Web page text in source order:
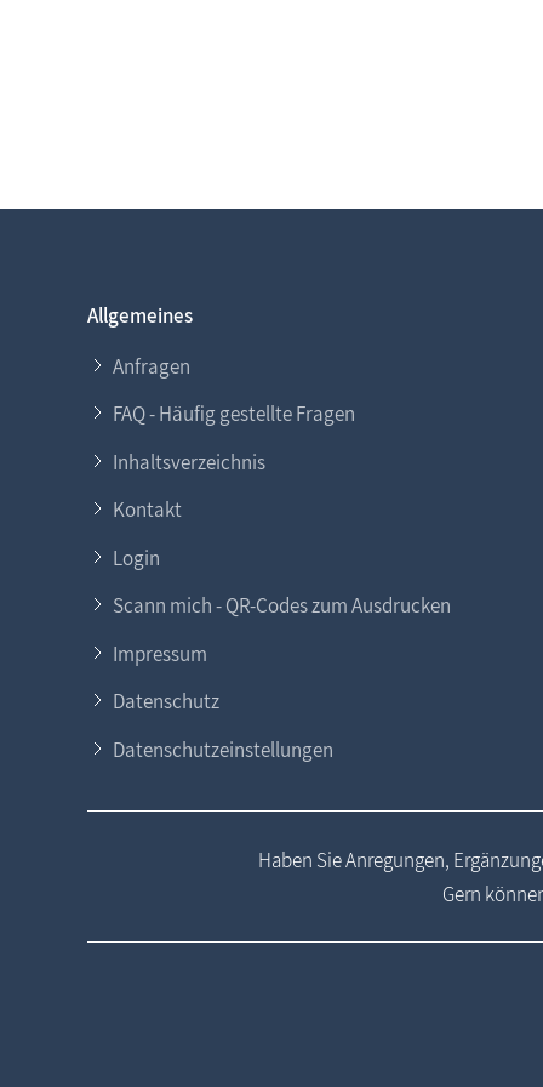
Allgemeines
Anfragen
FAQ - Häufig gestellte Fragen
Inhaltsverzeichnis
Kontakt
Login
Scann mich - QR-Codes zum Ausdrucken
Impressum
Datenschutz
Datenschutzeinstellungen
Haben Sie Anregungen,
Gern